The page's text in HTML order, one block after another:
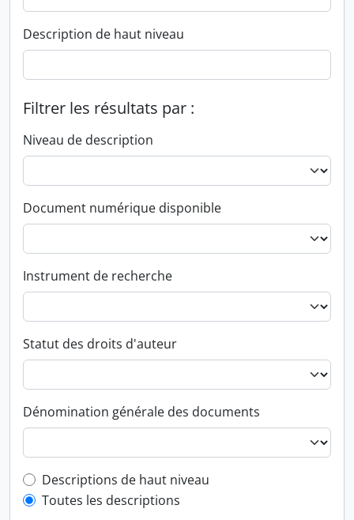
Description de haut niveau
Filtrer les résultats par :
Niveau de description
Document numérique disponible
Instrument de recherche
Statut des droits d'auteur
Dénomination générale des documents
Top-level description filter
Descriptions de haut niveau
Toutes les descriptions